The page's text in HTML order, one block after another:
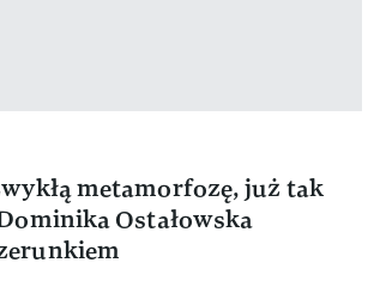
metamorfozę, już tak
Ostałowska